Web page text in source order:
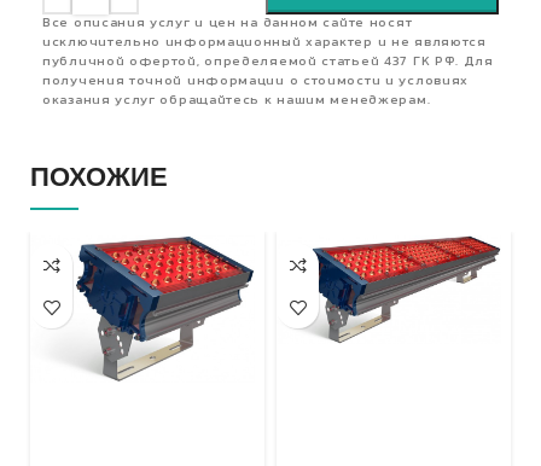
Все описания услуг и цен на данном сайте носят
исключительно информационный характер и не являются
публичной офертой, определяемой статьей 437 ГК РФ. Для
получения точной информации о стоимости и условиях
оказания услуг обращайтесь к нашим менеджерам.
ПОХОЖИЕ